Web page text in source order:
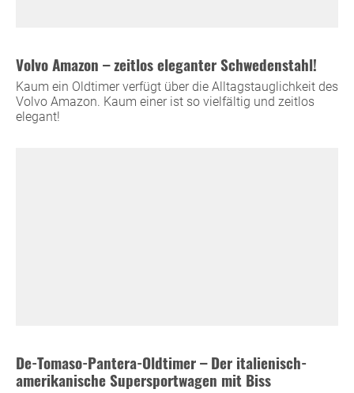
Volvo Amazon – zeitlos eleganter Schwedenstahl!
Kaum ein Oldtimer verfügt über die Alltagstauglichkeit des
Volvo Amazon. Kaum einer ist so vielfältig und zeitlos
elegant!
De-Tomaso-Pantera-Oldtimer – Der italienisch-
amerikanische Supersportwagen mit Biss